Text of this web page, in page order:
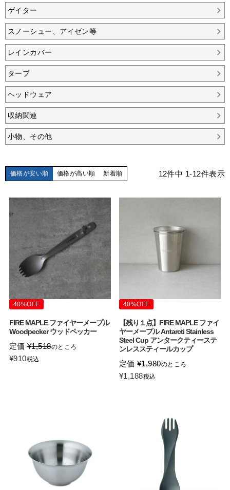
ゲイター
スノーシュー、アイゼン等
レインカバー
タープ
ヘッドウェア
収納関連
小物、その他
価格が安い順 価格が高い順 新着順 12件中 1-12件表示
40%OFF
FIRE MAPLE ファイヤーメープル
Woodpecker ウッドペッカー
定価 ¥1,518のところ
¥910税込
40%OFF
【残り１点】FIRE MAPLE ファイ
ヤーメープル Antarcti Stainless
Steel Cup アンタークティーステ
ンレススティールカップ
定価 ¥1,980のところ
¥1,188税込